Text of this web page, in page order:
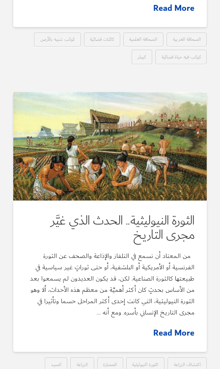
Read More
الصحافة العربية الصحافة العلمية كائنات فضائية كوكب شبيه بالأرض
كوكب فيه حياة فضائية كيبلر
الثورة النيوليثية.. الحدث الذي غيَّر
مجرى التاريخ
من المعتاد أن نسمع في التلفاز والإذاعة والصحف عن الثورة
الفرنسية أو الأمريكية أو البلشفية، أو حتى ثوراتٍ غير سياسية في
طبيعتها كالثورة الصناعية. لكن، قد يكون العديدون لم يسمعوا بعد
من الأساس بحدثٍ كان أكثر أهميَّة من معظم هذه الأحداث، ألا وهو
الثورة النيوليثية، التي كانت إحدى أكثر المراحل حسما وتأثيرا في
مجرى التاريخ الإنساني بأسره. ومع أنه …
Read More
اكتشاف الزراعة الثورة النيوليثية الحضارة الزراعة الصيد